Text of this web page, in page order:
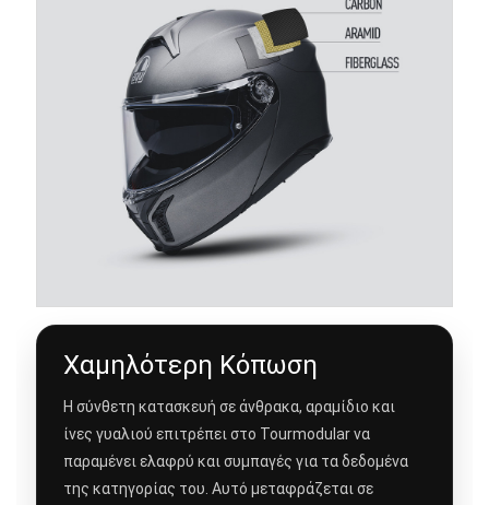
Χαμηλότερη Κόπωση
Η σύνθετη κατασκευή σε άνθρακα, αραμίδιο και
ίνες γυαλιού επιτρέπει στο Tourmodular να
παραμένει ελαφρύ και συμπαγές για τα δεδομένα
της κατηγορίας του. Αυτό μεταφράζεται σε